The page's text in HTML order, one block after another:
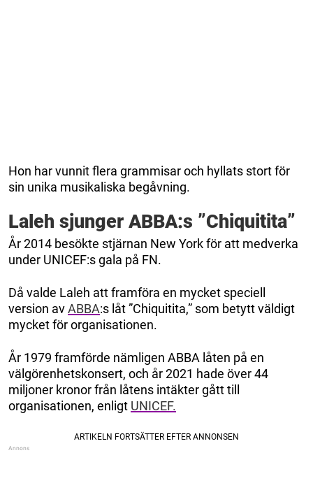
Hon har vunnit flera grammisar och hyllats stort för
sin unika musikaliska begåvning.
Laleh sjunger ABBA:s ”Chiquitita”
År 2014 besökte stjärnan New York för att medverka
under UNICEF:s gala på FN.
Då valde Laleh att framföra en mycket speciell
version avABBA:s låt ”Chiquitita,” som betytt väldigt
mycket för organisationen.
År 1979 framförde nämligen ABBA låten på en
välgörenhetskonsert, och år 2021 hade över 44
miljoner kronor från låtens intäkter gått till
organisationen, enligt UNICEF.